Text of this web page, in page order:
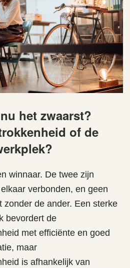
het zwaarst?
of de
winnaar. De twee zijn
verbonden, en geen
zonder de ander. Een sterke
bevordert de
met efficiënte en goed
maar
is afhankelijk van